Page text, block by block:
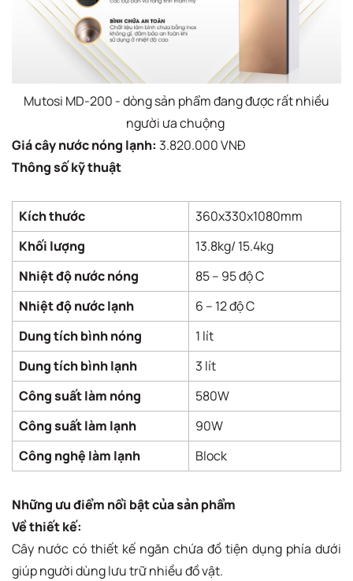
Mutosi MD-200 - dòng sản phẩm đang được rất nhiều
người ưa chuộng
Giá cây nước nóng lạnh: 3.820.000 VNĐ
Thông số kỹ thuật
Kích thước
360x330x1080mm
Khối lượng
13.8kg/ 15.4kg
Nhiệt độ nước nóng
85 – 95 độ C
Nhiệt độ nước lạnh
6 – 12 độ C
Dung tích bình nóng
1 lít
Dung tích bình lạnh
3 lít
Công suất làm nóng
580W
Công suất làm lạnh
90W
Công nghệ làm lạnh
Block
Những ưu điểm nổi bật của sản phẩm
Về thiết kế:
Cây nước có thiết kế ngăn chứa đồ tiện dụng phía dưới
giúp người dùng lưu trữ nhiều đồ vật.